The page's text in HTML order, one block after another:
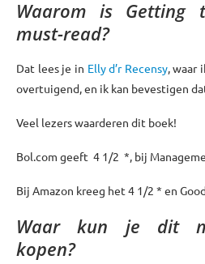
Waarom is Getting
must-read?
Dat lees je in Elly d’r Recensy, waar
overtuigend, en ik kan bevestigen
Veel lezers waarderen dit boek!
Bol.com geeft 4 1/2 *, bij
Bij Amazon kreeg het 4 1/2 * en
Waar kun je dit
kopen?